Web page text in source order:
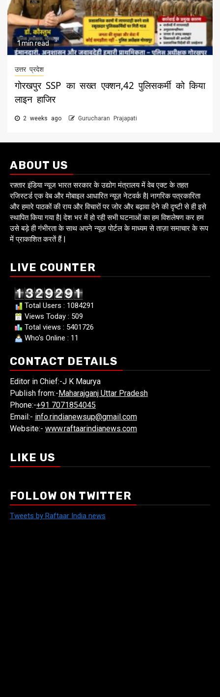
1 min read
उत्तर प्रदेश
गोरखपुर SSP का सख्त एक्शन,42 पुलिसकर्मी को किया
लाइन हाजिर
2 weeks ago Gurucharan Prajapati
ABOUT US
रफ़्तार इंडिया न्यूज भारत सरकार के उद्योग मंत्रालय में वेब एक्ट के तहत
रजिस्टर्ड एक वेब और मोबाइल आधारित न्यूज़ नेटवर्क है| नागरिक पत्रकारिता
और हमारे पाठकों की राय और विचारों पर जोर और बढ़ावा देने की दृष्टी से ही इसे
स्थापित किया गया है| देश भर में हो रही सभी घटनाओं का हम विशलेषण कर हम
उसे बड़े ही गंभीरता के साथ अपने न्यूज़ पोर्टल के माध्यम से ताज़ा समाचार के रूप
में प्राकाशित करतें हैं |
LIVE COUNTER
Total Users : 1084291
Views Today : 509
Total views : 5401726
Who's Online : 11
CONTACT DETAILS
Editor in Chief:-J K Maurya
Publish from:-Maharajganj Uttar Pradesh
Phone:-+91 7071854045
Email:- info.rindianewsup@gmail.com
Website:- www.raftaarindianews.com
LIKE US
FOLLOW ON TWITTER
Tweets by Raftaar India news